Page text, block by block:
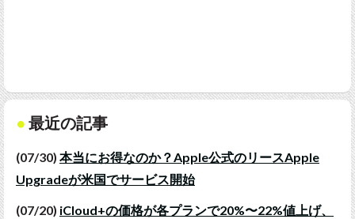
最近の記事
(07/30) 本当にお得なのか？Apple公式のリースApple
Upgradeが米国でサービス開始
(07/20) iCloud+の価格が各プランで20%〜22%値上げ、